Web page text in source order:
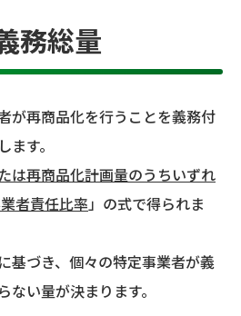
務総量
が再商品化を行うことを義務付
す。
は再商品化計画量のうちいずれ
者責任比率」の式で得られま
基づき、個々の特定事業者が義
い量が決まります。